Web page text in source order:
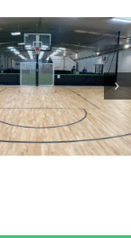
Terrain
basket
(Suisse)